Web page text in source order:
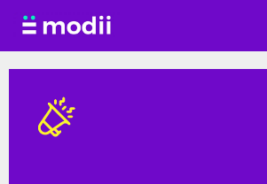
Saltar
al